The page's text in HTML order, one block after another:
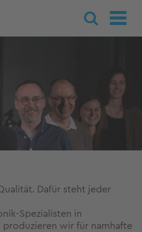
Dafür steht jeder
Spezialisten in
wir für namhafte